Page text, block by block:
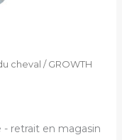
cheval / GROWTH
- retrait en magasin